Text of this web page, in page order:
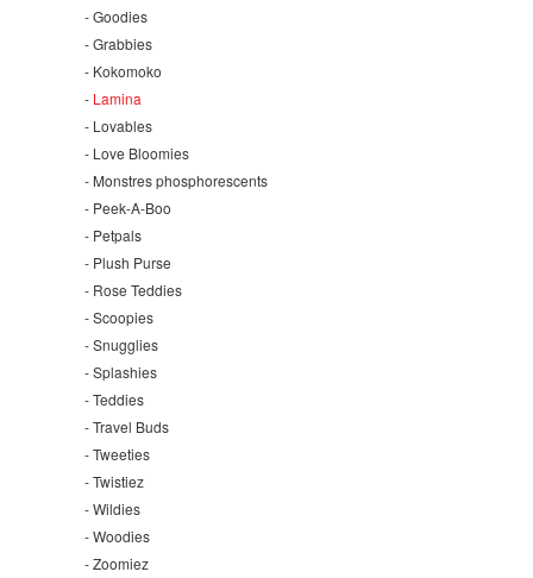
Goodies
Grabbies
Kokomoko
Lamina
Lovables
Love Bloomies
Monstres phosphorescents
Peek-A-Boo
Petpals
Plush Purse
Rose Teddies
Scoopies
Snugglies
Splashies
Teddies
Travel Buds
Tweeties
Twistiez
Wildies
Woodies
Zoomiez